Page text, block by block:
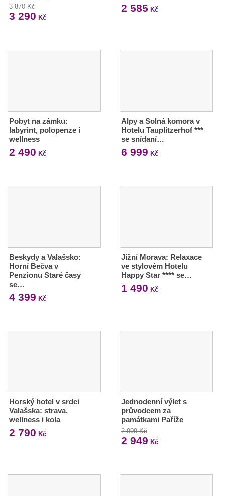
3 870 Kč
3 290 Kč
2 585 Kč
Pobyt na zámku:
labyrint, polopenze i
wellness
2 490 Kč
Alpy a Solná komora v
Hotelu Tauplitzerhof ***
se snídaní…
6 999 Kč
Beskydy a Valašsko:
Horní Bečva v
Penzionu Staré časy
se…
4 399 Kč
Jižní Morava: Relaxace
ve stylovém Hotelu
Happy Star **** se…
1 490 Kč
Horský hotel v srdci
Valašska: strava,
wellness i kola
2 790 Kč
Jednodenní výlet s
průvodcem za
památkami Paříže
2 999 Kč
2 949 Kč